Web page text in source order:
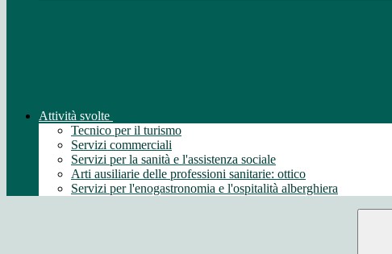
Attività svolte
Tecnico per il turismo
Servizi commerciali
Servizi per la sanità e l'assistenza sociale
Arti ausiliarie delle professioni sanitarie: ottico
Servizi per l'enogastronomia e l'ospitalità alberghiera